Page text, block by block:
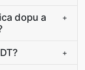
dopu a
+
+